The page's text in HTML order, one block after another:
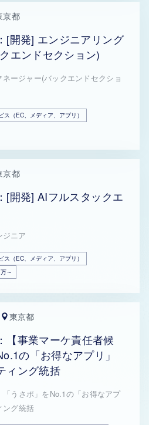
京都
[開発] エンジニアリング
エンドセクション)
ージャー(バックエンドセクショ
ス（EC、メディア、アプリ）
京都
[開発] AIフルスタックエ
ニア
ス（EC、メディア、アプリ）
～
東京都
【事業マーケ責任者候
の「お得なアプリ」
ィング統括
「うさポ」をNo.1の「お得なアプ
ング統括